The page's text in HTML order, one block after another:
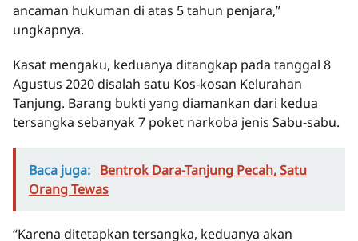
ancaman hukuman di atas 5 tahun penjara,”
ungkapnya.
Kasat mengaku, keduanya ditangkap pada tanggal 8
Agustus 2020 disalah satu Kos-kosan Kelurahan
Tanjung. Barang bukti yang diamankan dari kedua
tersangka sebanyak 7 poket narkoba jenis Sabu-sabu.
Baca juga: Bentrok Dara-Tanjung Pecah, Satu
Orang Tewas
“Karena ditetapkan tersangka, keduanya akan